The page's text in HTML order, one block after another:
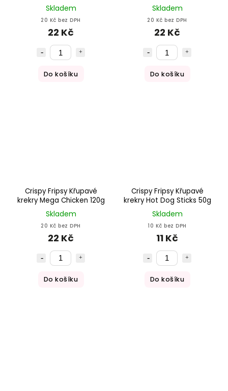
Skladem
20 Kč bez DPH
22 Kč
Do košíku
Skladem
20 Kč bez DPH
22 Kč
Do košíku
Crispy Fripsy Křupavé
krekry Mega Chicken 120g
Skladem
20 Kč bez DPH
22 Kč
Do košíku
Crispy Fripsy Křupavé
krekry Hot Dog Sticks 50g
Skladem
10 Kč bez DPH
11 Kč
Do košíku